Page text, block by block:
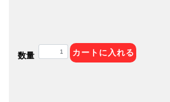
数量 カートに入れる